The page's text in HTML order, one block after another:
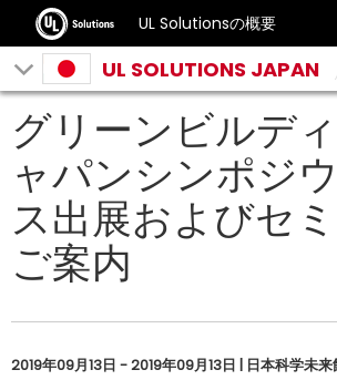
UL Solutionsの概要
UL SOLUTIONS JAPAN
グリーンビルデ
ャパンシンポジ
ス出展およびセ
ご案内
2019年09月13日 - 2019年09月13日 | 日本科学未来